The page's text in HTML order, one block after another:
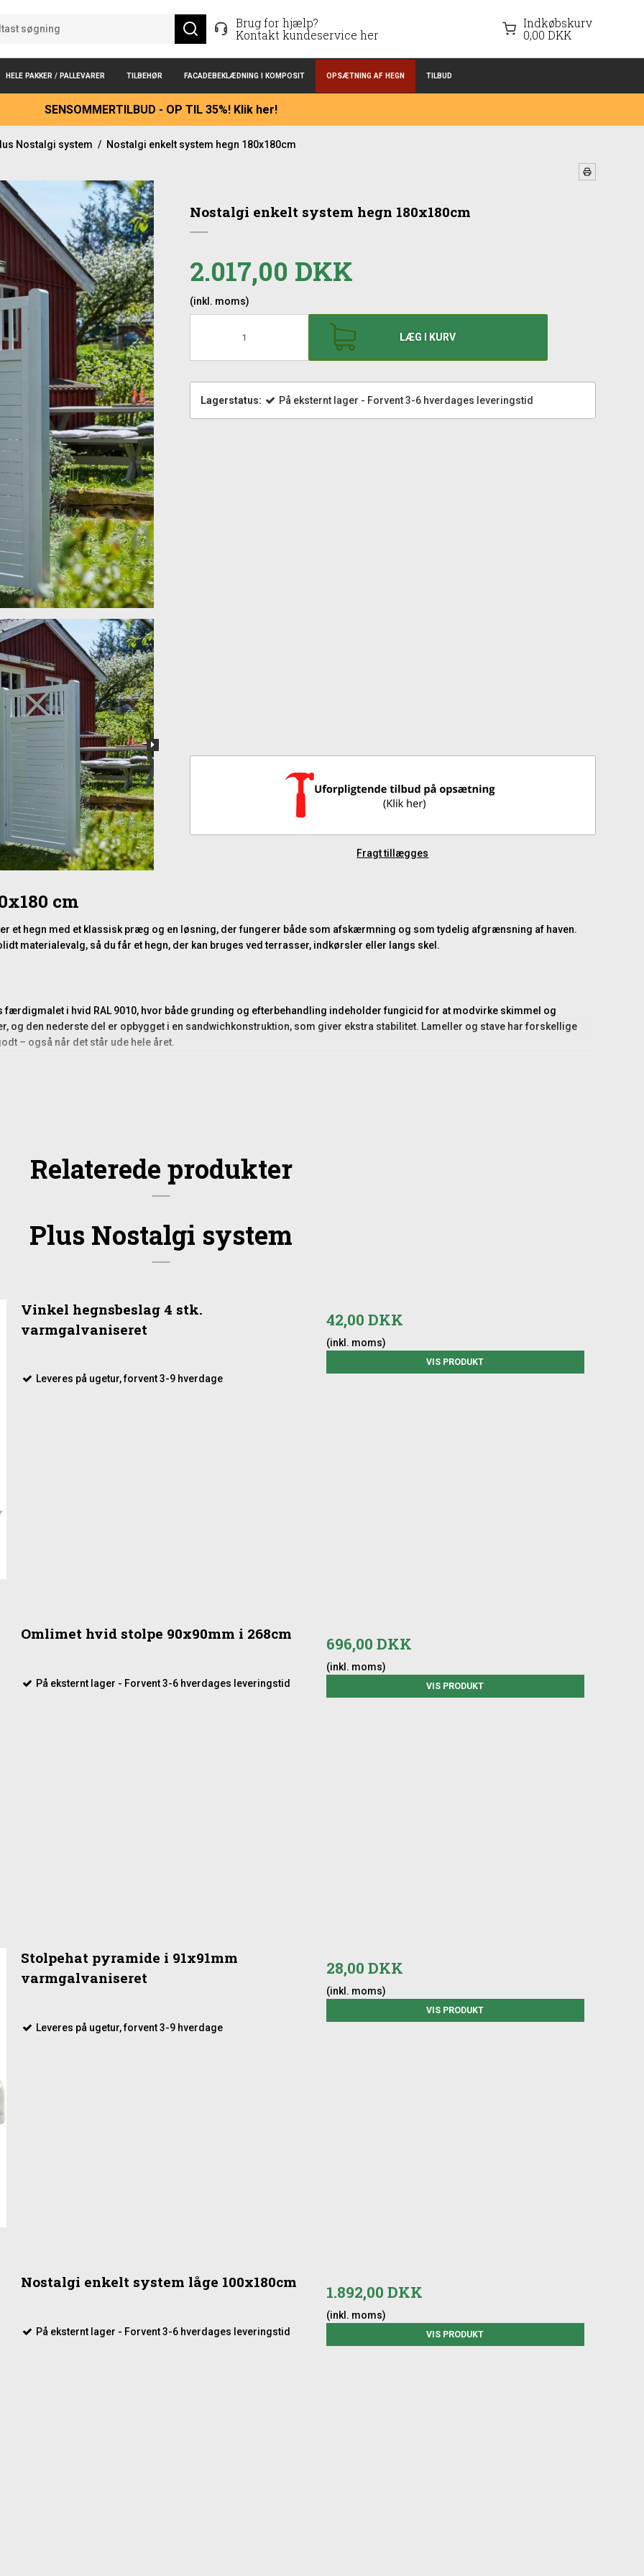
Brug for hjælp?
Kontakt kundeservice her
Indkøbskurv
0,00 DKK
HELE PAKKER / PALLEVARER TILBEHØR FACADEBEKLÆDNING I KOMPOSIT OPSÆTNING AF HEGN TILBUD
SENSOMMERTILBUD - OP TIL 35%! Klik her!
Nostalgi system / Nostalgi enkelt system hegn 180x180cm
Nostalgi enkelt system hegn 180x180cm
2.017,00 DKK
(inkl. moms)
LÆG I KURV
Lagerstatus: På eksternt lager - Forvent 3-6 hverdages leveringstid
Fragt tillægges
cm
et hegn med et klassisk præg og en løsning, der fungerer både som afskærmning og som tydelig afgrænsning af haven.
materialevalg, så du får et hegn, der kan bruges ved terrasser, indkørsler eller langs skel.
i hvid RAL 9010, hvor både grunding og efterbehandling indeholder fungicid for at modvirke skimmel og
og den nederste del er opbygget i en sandwichkonstruktion, som giver ekstra stabilitet. Lameller og stave har forskellige
– også når det står ude hele året.
dybde. Derudover skal du bruge beslag til montering af fagene, og du kan med fordel tilføje stolpehatte for at beskytte
kan samle det, du skal bruge til montage.
Relaterede produkter
Plus Nostalgi system
Vinkel hegnsbeslag 4 stk.
varmgalvaniseret
Leveres på ugetur, forvent 3-9 hverdage
42,00 DKK
(inkl. moms)
VIS PRODUKT
Omlimet hvid stolpe 90x90mm i 268cm
På eksternt lager - Forvent 3-6 hverdages leveringstid
696,00 DKK
(inkl. moms)
VIS PRODUKT
Stolpehat pyramide i 91x91mm
varmgalvaniseret
Leveres på ugetur, forvent 3-9 hverdage
28,00 DKK
(inkl. moms)
VIS PRODUKT
Nostalgi enkelt system låge 100x180cm
På eksternt lager - Forvent 3-6 hverdages leveringstid
1.892,00 DKK
(inkl. moms)
VIS PRODUKT